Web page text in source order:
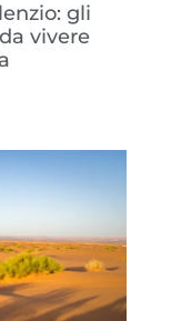
gli
vivere